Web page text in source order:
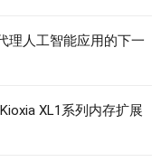
理人工智能应用的下一
XL1系列内存扩展